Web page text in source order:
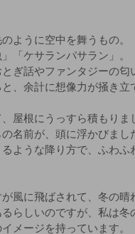
ように空中を舞うもの。
「ケサランパサラン」。
ぎ話やファンタジーの匂
、余計に想像力が掻き立
屋根にうっすら積もりま
名前が、頭に浮かびまし
ような降り方で、ふわふ
風に飛ばされて、冬の
らしいのですが、私は
メージを持っています。